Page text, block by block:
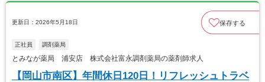
更新日：2026年5月18日 保存する
正社員 調剤薬局
とみなが薬局 浦安店 株式会社富永調剤薬局の薬剤師求人
【岡山市南区】年間休日120日！リフレッシュトラベ